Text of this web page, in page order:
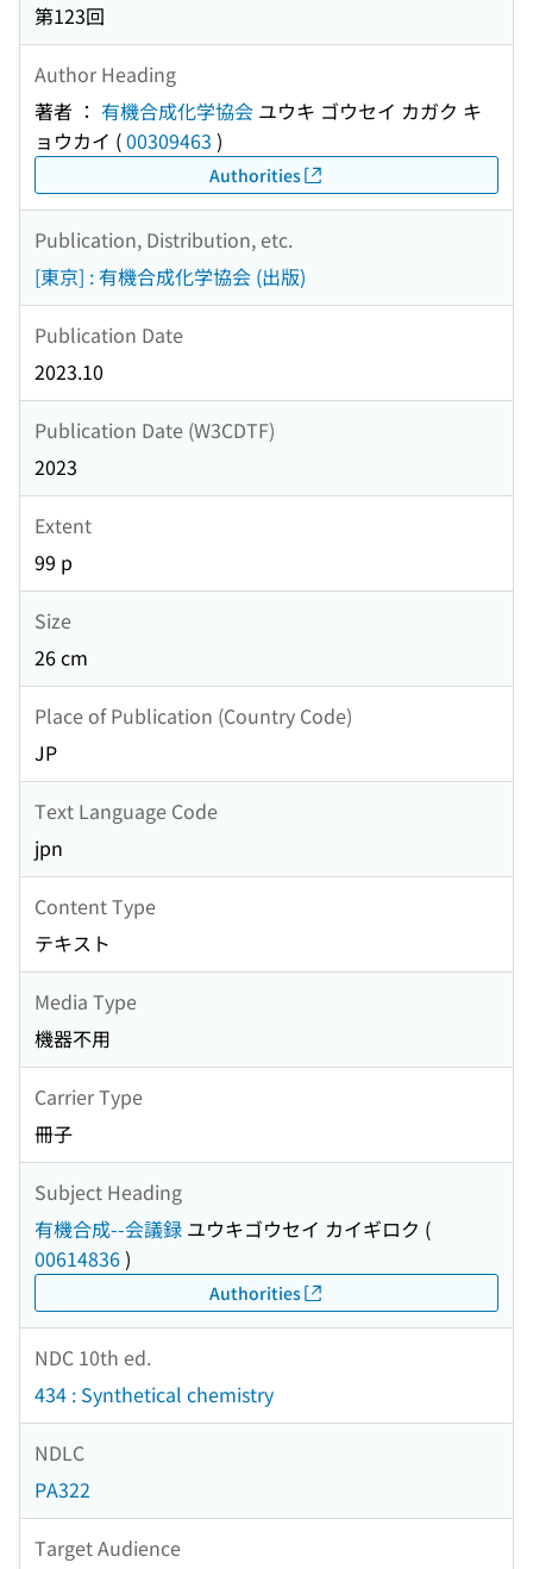
第123回
Author Heading
著者 ： 有機合成化学協会 ユウキ ゴウセイ カガク キ
ョウカイ (00309463 )
Authorities
Publication, Distribution, etc.
[東京] : 有機合成化学協会 (出版)
Publication Date
2023.10
Publication Date (W3CDTF)
2023
Extent
99 p
Size
26 cm
Place of Publication (Country Code)
JP
Text Language Code
jpn
Content Type
テキスト
Media Type
機器不用
Carrier Type
冊子
Subject Heading
有機合成--会議録 ユウキゴウセイ カイギロク (
00614836)
Authorities
NDC 10th ed.
434 : Synthetical chemistry
NDLC
PA322
Target Audience